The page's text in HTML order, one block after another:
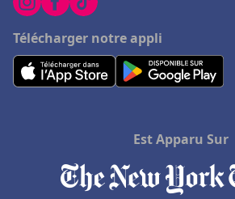
Télécharger notre appli
Est Apparu Sur